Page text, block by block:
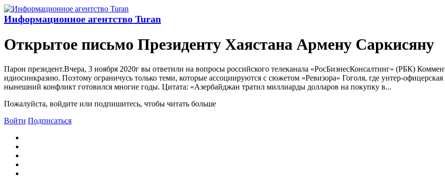
Информационное агентство Turan
Открытое письмо Президенту Хаястана Армену Саркисяну
Парон президент.Вчера, 3 ноября 2020г вы ответили на вопросы российского телеканала «РосБизнесКонсалтинг» (РБК)
идиосинкразию. Поэтому ограничусь только теми, которые ассоциируются с сюжетом «Ревизора» Гоголя, где унтер-
нынешний конфликт готовился многие годы. Цитата: «Азербайджан тратил миллиарды долларов на покупку в...
Пожалуйста, войдите или подпишитесь, чтобы читать больше
Войти Подписаться